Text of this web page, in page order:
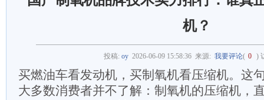
机？
投稿: oy 2026-06-09 15:58:36来源: 我要评论( 0 )
买燃油车看发动机，买制氧机看压缩机。这
大多数消费者并不了解：制氧机的压缩机，